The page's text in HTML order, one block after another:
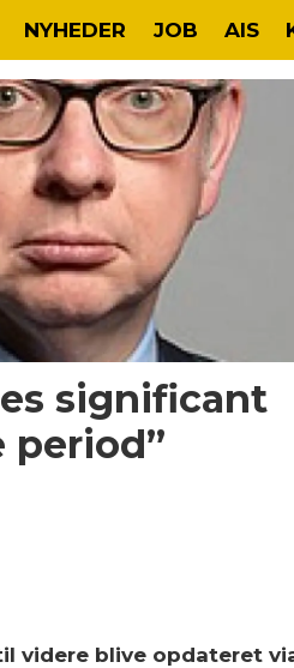
NYHEDER JOB AIS
significant
period”
videre blive opdateret